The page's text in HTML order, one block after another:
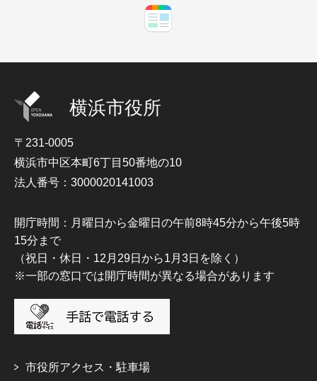
横浜市役所
〒231-0005
横浜市中区本町6丁目50番地の10
法人番号：3000020141003
開庁時間：月曜日から金曜日の午前8時45分から午後5時
15分まで
（祝日・休日・12月29日から1月3日を除く）
※一部の窓口では開庁時間が異なる場合があります
市役所アクセス・駐車場